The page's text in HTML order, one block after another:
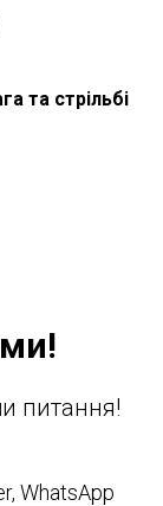
та стрільбі
питання!
WhatsApp